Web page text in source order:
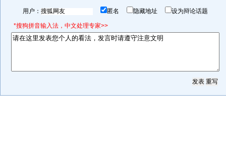
用户： 匿名 隐藏地址 设为辩论话题
*搜狗拼音输入法，中文处理专家>>